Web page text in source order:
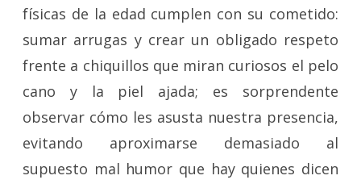
físicas de la edad cumplen con su cometido:
sumar arrugas y crear un obligado respeto
frente a chiquillos que miran curiosos el pelo
cano y la piel ajada; es sorprendente
observar cómo les asusta nuestra presencia,
evitando aproximarse demasiado al
supuesto mal humor que hay quienes dicen